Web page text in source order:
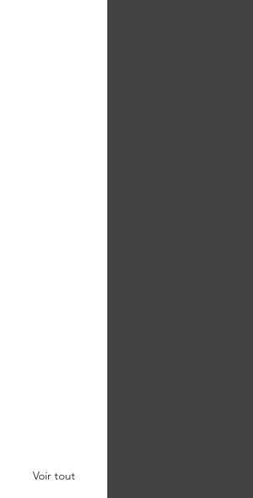
Voir tout